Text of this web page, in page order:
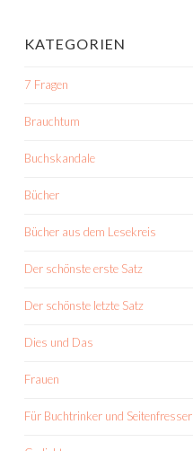
KATEGORIEN
7 Fragen
Brauchtum
Buchskandale
Bücher
Bücher aus dem Lesekreis
Der schönste erste Satz
Der schönste letzte Satz
Dies und Das
Frauen
Für Buchtrinker und Seitenfresser